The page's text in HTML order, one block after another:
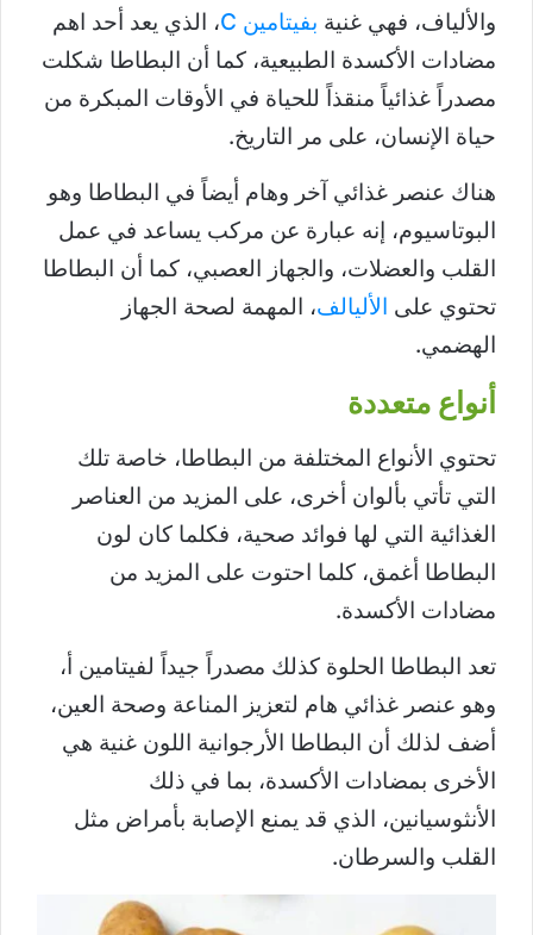
والألياف، فهي غنية بفيتامين C
، الذي يعد أحد اهم
مضادات الأكسدة الطبيعية، كما أن البطاطا شكلت
مصدراً غذائياً منقذاً للحياة في الأوقات المبكرة من
حياة الإنسان، على مر التاريخ.
هناك عنصر غذائي آخر وهام أيضاً في البطاطا وهو
البوتاسيوم، إنه عبارة عن مركب يساعد في عمل
القلب والعضلات، والجهاز العصبي، كما أن البطاطا
تحتوي على الأليالف، المهمة لصحة الجهاز
الهضمي.
أنواع متعددة
تحتوي الأنواع المختلفة من البطاطا، خاصة تلك
التي تأتي بألوان أخرى، على المزيد من العناصر
الغذائية التي لها فوائد صحية، فكلما كان لون
البطاطا أغمق، كلما احتوت على المزيد من
مضادات الأكسدة.
تعد البطاطا الحلوة كذلك مصدراً جيداً لفيتامين أ،
وهو عنصر غذائي هام لتعزيز المناعة وصحة العين،
أضف لذلك أن البطاطا الأرجوانية اللون غنية هي
الأخرى بمضادات الأكسدة، بما في ذلك
الأنثوسيانين، الذي قد يمنع الإصابة بأمراض مثل
القلب والسرطان.